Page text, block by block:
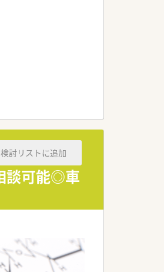
談可能◎車
検討リストに追加